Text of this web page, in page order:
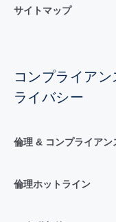
サイトマップ
コンプライア
ライバシー
倫理 & コンプライアン
倫理ホットライン